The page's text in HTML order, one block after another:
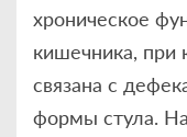
хроническое
кишечника, при
связана с
формы стула.